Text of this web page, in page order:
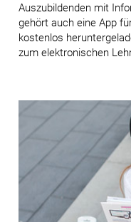
Auszubildenden mit
gehört auch eine App
kostenlos
zum elektronischen